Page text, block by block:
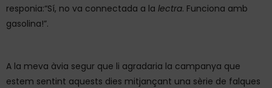
responia:“Sí, no va connectada a la lectra. Funciona amb
gasolina!”.
A la meva àvia segur que li agradaria la campanya que
estem sentint aquests dies mitjançant una sèrie de falques